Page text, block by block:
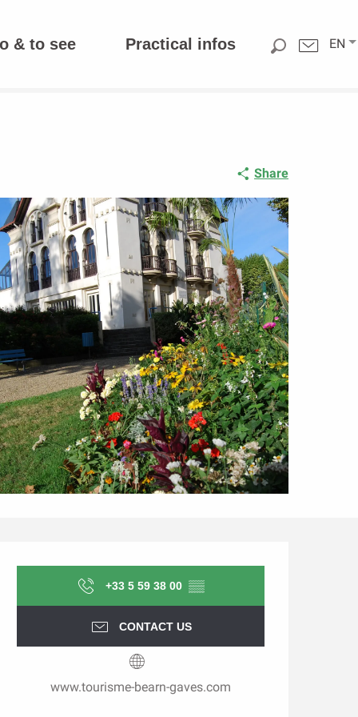
EN
& to see Practical infos
Share
Opening hours & contact
+33 5 59 38 00 ▒▒
CONTACT US
www.tourisme-bearn-gaves.com